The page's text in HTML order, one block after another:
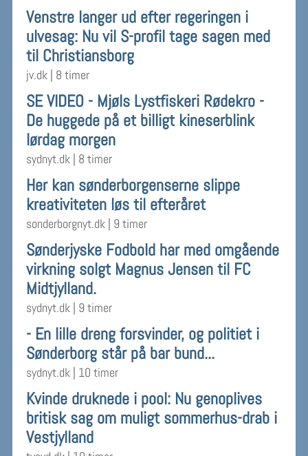
Venstre langer ud efter regeringen i
ulvesag: Nu vil S-profil tage sagen med
til Christiansborg
jv.dk| 8 timer
SE VIDEO - Mjøls Lystfiskeri Rødekro -
De huggede på et billigt kineserblink
lørdag morgen
sydnyt.dk| 8 timer
Her kan sønderborgenserne slippe
kreativiteten løs til efteråret
sonderborgnyt.dk| 9 timer
Sønderjyske Fodbold har med omgående
virkning solgt Magnus Jensen til FC
Midtjylland.
sydnyt.dk| 9 timer
- En lille dreng forsvinder, og politiet i
Sønderborg står på bar bund...
sydnyt.dk| 10 timer
Kvinde druknede i pool: Nu genoplives
britisk sag om muligt sommerhus-drab i
Vestjylland